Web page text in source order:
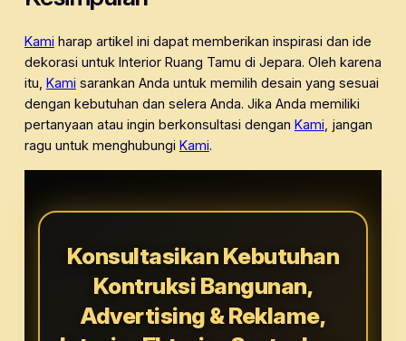
Kami harap artikel ini dapat memberikan inspirasi dan ide
dekorasi untuk Interior Ruang Tamu di Jepara. Oleh karena
itu, Kami sarankan Anda untuk memilih desain yang sesuai
dengan kebutuhan dan selera Anda. Jika Anda memiliki
pertanyaan atau ingin berkonsultasi dengan Kami, jangan
ragu untuk menghubungi Kami.
Konsultasikan Kebutuhan
Kontruksi Bangunan,
Advertising & Reklame,